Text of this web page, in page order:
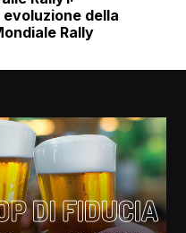
evoluzione della
Rally